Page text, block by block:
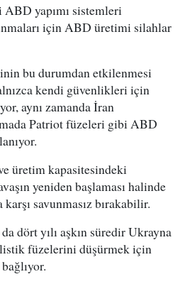
yapımı sistemleri
için ABD üretimi silahlar
bu durumdan etkilenmesi
kendi güvenlikleri için
aynı zamanda İran
Patriot füzeleri gibi ABD
üretim kapasitesindeki
yeniden başlaması halinde
savunmasız bırakabilir.
dört yılı aşkın süredir Ukrayna
füzelerini düşürmek için